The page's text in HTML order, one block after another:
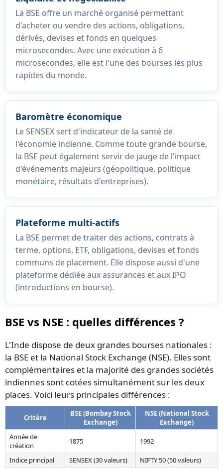
La BSE offre un marché organisé permettant
d'acheter ou vendre des actions, obligations,
dérivés, devises et fonds en quelques
microsecondes. Avec une exécution à 6
microsecondes, elle est l'une des bourses les plus
rapides du monde.
Baromètre économique
Le SENSEX sert d'indicateur de la santé de
l'économie indienne. Comme toute grande bourse,
la BSE peut également servir de jauge de l'impact
d'événements majeurs (géopolitique, politique
monétaire, résultats d'entreprises).
Plateforme multi-actifs
La BSE permet de traiter des actions, contrats à
terme, options, ETF, obligations, devises et fonds
communs de placement. Elle dispose aussi d'une
plateforme dédiée aux assurances et aux IPO
(introductions en bourse).
BSE vs NSE : quelles différences ?
L'Inde dispose de deux grandes bourses nationales :
la BSE et la National Stock Exchange (NSE). Elles sont
complémentaires et la majorité des grandes sociétés
indiennes sont cotées simultanément sur les deux
places. Voici leurs principales différences :
Critère
BSE (Bombay Stock
Exchange)
NSE (National Stock
Exchange)
Année de
création
1875 1992
Indice principal SENSEX (30 valeurs)
NIFTY 50 (50 valeurs)